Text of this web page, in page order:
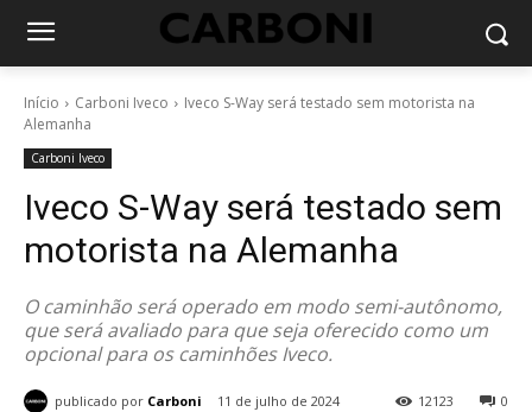
Início Carboni Iveco
Iveco S-Way será testado sem motorista na
Alemanha
Carboni Iveco
Iveco S-Way será testado sem
motorista na Alemanha
O caminhão será operado em modo semi-autônomo,
que será avaliado para que seja oferecido como um
opcional para os caminhões Iveco.
publicado por Carboni 11 de julho de 2024 0
12123